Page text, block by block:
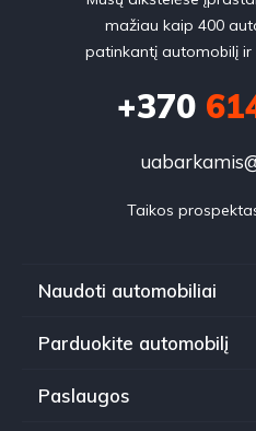
mažiau kaip 400
patinkantį automobilį ir
+370
Taikos
Naudoti automobiliai
Parduokite automobilį
Paslaugos